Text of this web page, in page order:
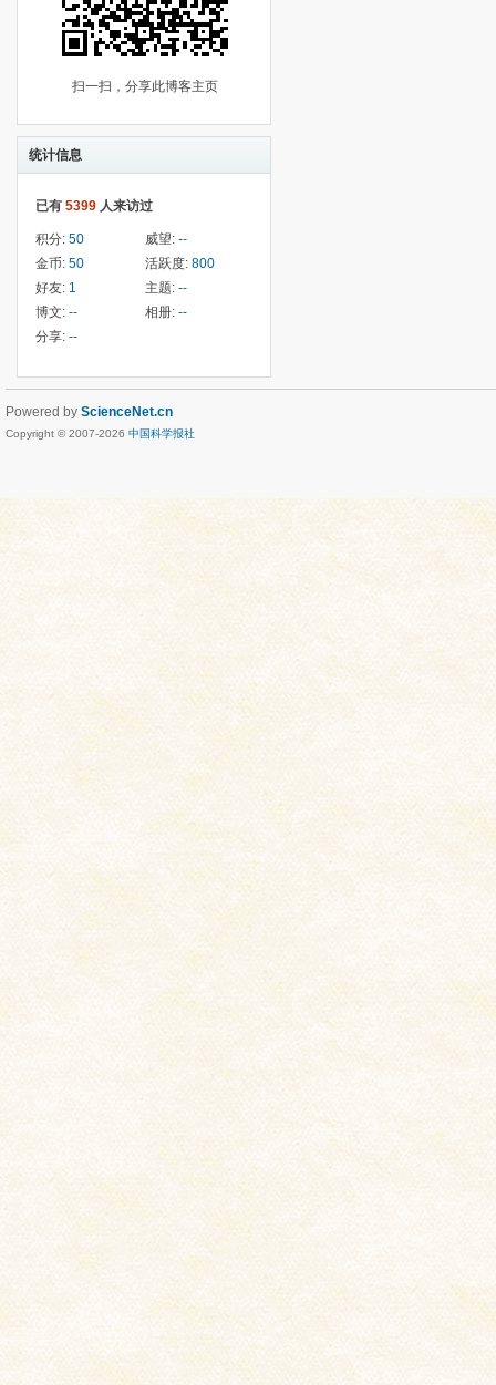
扫一扫，分享此博客主页
统计信息
已有 5399 人来访过
积分: 50 威望: --
金币: 50 活跃度: 800
好友: 1 主题: --
博文: -- 相册: --
分享: --
Powered by ScienceNet.cn
Copyright © 2007-2026 中国科学报社